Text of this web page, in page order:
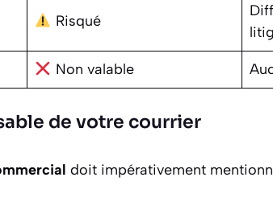
Risqué
Non valable
de votre courrier
doit impérativement